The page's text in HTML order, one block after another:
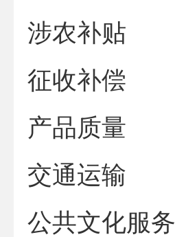
涉农补贴
征收补偿
产品质量
交通运输
公共文化服务